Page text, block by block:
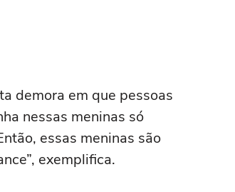
demora em que pessoas
nessas meninas só
essas meninas são
exemplifica.